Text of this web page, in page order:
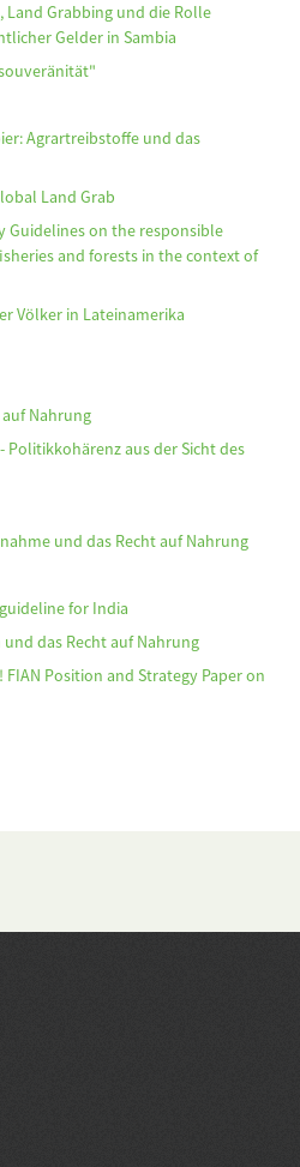
Land Grabbing und die Rolle
Gelder in Sambia
Agrartreibstoffe und das
Land Grab
Guidelines on the responsible
and forests in the context of
Völker in Lateinamerika
Nahrung
- Politikkohärenz aus der Sicht des
und das Recht auf Nahrung
for India
das Recht auf Nahrung
Position and Strategy Paper on